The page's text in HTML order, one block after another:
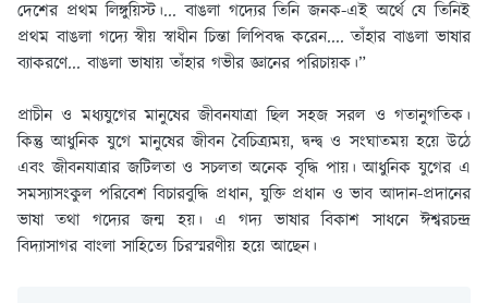
দেশের প্রথম লিঙ্গুয়িস্ট।... বাঙলা গদ্যের তিনি জনক-এই অর্থে যে তিনিই
প্রথম বাঙলা গদ্যে স্বীয় স্বাধীন চিন্তা লিপিবদ্ধ করেন.... তাঁহার বাঙলা ভাষার
ব্যাকরণে... বাঙলা ভাষায় তাঁহার গভীর জ্ঞানের পরিচায়ক।”
প্রাচীন ও মধ্যযুগের মানুষের জীবনযাত্রা ছিল সহজ সরল ও গতানুগতিক।
কিন্তু আধুনিক যুগে মানুষের জীবন বৈচিত্র্যময়, দ্বন্দ্ব ও সংঘাতময় হয়ে উঠে
এবং জীবনযাত্রার জটিলতা ও সচলতা অনেক বৃদ্ধি পায়। আধুনিক যুগের এ
সমস্যাসংকুল পরিবেশ বিচারবুদ্ধি প্রধান, যুক্তি প্রধান ও ভাব আদান-প্রদানের
ভাষা তথা গদ্যের জন্ম হয়। এ গদ্য ভাষার বিকাশ সাধনে ঈশ্বরচন্দ্র
বিদ্যাসাগর বাংলা সাহিত্যে চিরস্মরণীয় হয়ে আছেন।